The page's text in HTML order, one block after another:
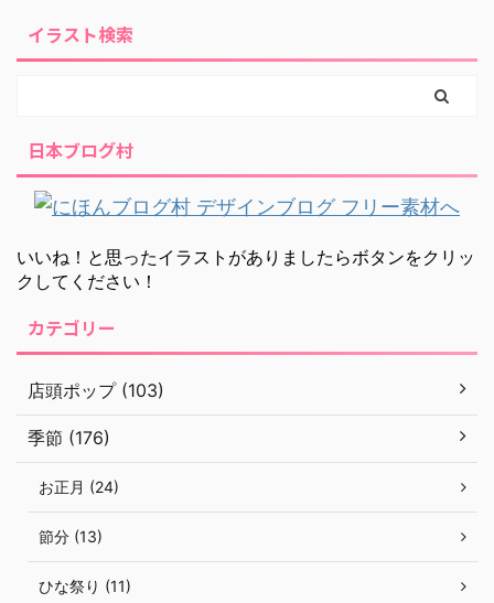
イラスト検索
日本ブログ村
いいね！と思ったイラストがありましたらボタンをクリッ
クしてください！
カテゴリー
店頭ポップ (103)
季節 (176)
お正月 (24)
節分 (13)
ひな祭り (11)